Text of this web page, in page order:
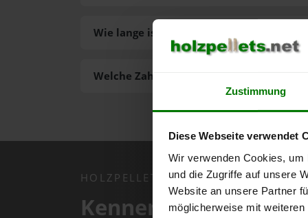
Zustimmung
Diese Webseite verwendet
Wir verwenden Cookies,
und die Zugriffe auf unsere
Website an unsere Partner
möglicherweise mit
Welche Zahlungsarten gibt es?
Wie lange ist die Lieferzeit der Pellets?
HOLZPELLETS.NET APP
Kennen Sie schon